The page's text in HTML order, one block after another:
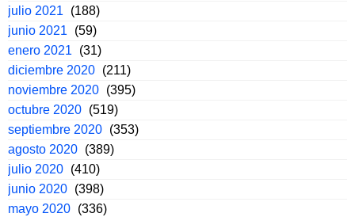
julio 2021
(188)
junio 2021
(59)
enero 2021
(31)
diciembre 2020 (211)
noviembre 2020 (395)
octubre 2020 (519)
septiembre 2020 (353)
agosto 2020 (389)
julio 2020 (410)
junio 2020 (398)
mayo 2020 (336)